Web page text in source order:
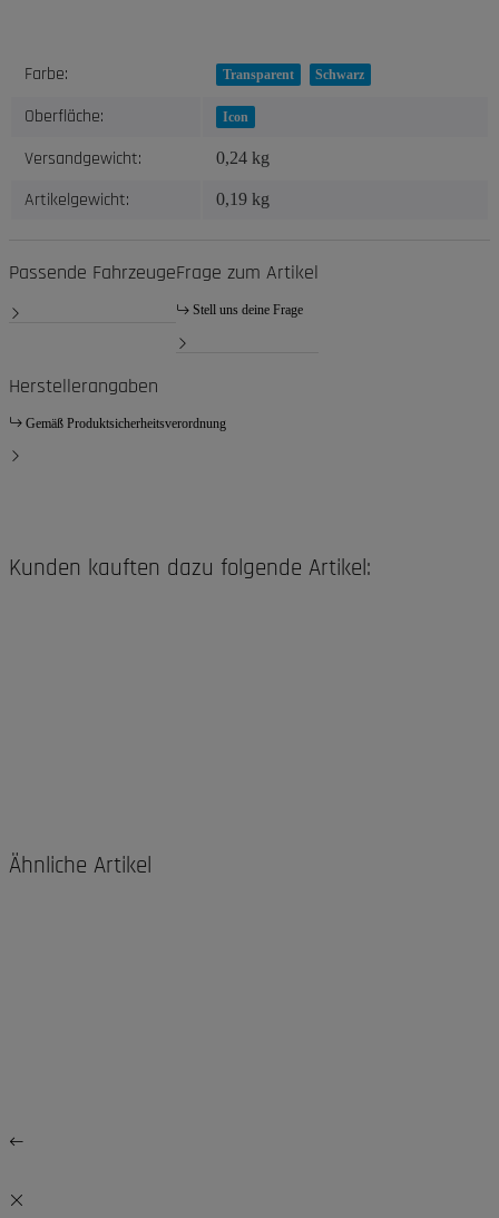
Produkteigenschaft
Wert
Farbe: Transparent Schwarz
Oberfläche: Icon
Versandgewicht: 0,24 kg
Artikelgewicht: 0,19 kg
Passende FahrzeugeFrage zum Artikel
Stell uns deine Frage
Herstellerangaben
Gemäß Produktsicherheitsverordnung
Kunden kauften dazu folgende Artikel:
Ähnliche Artikel